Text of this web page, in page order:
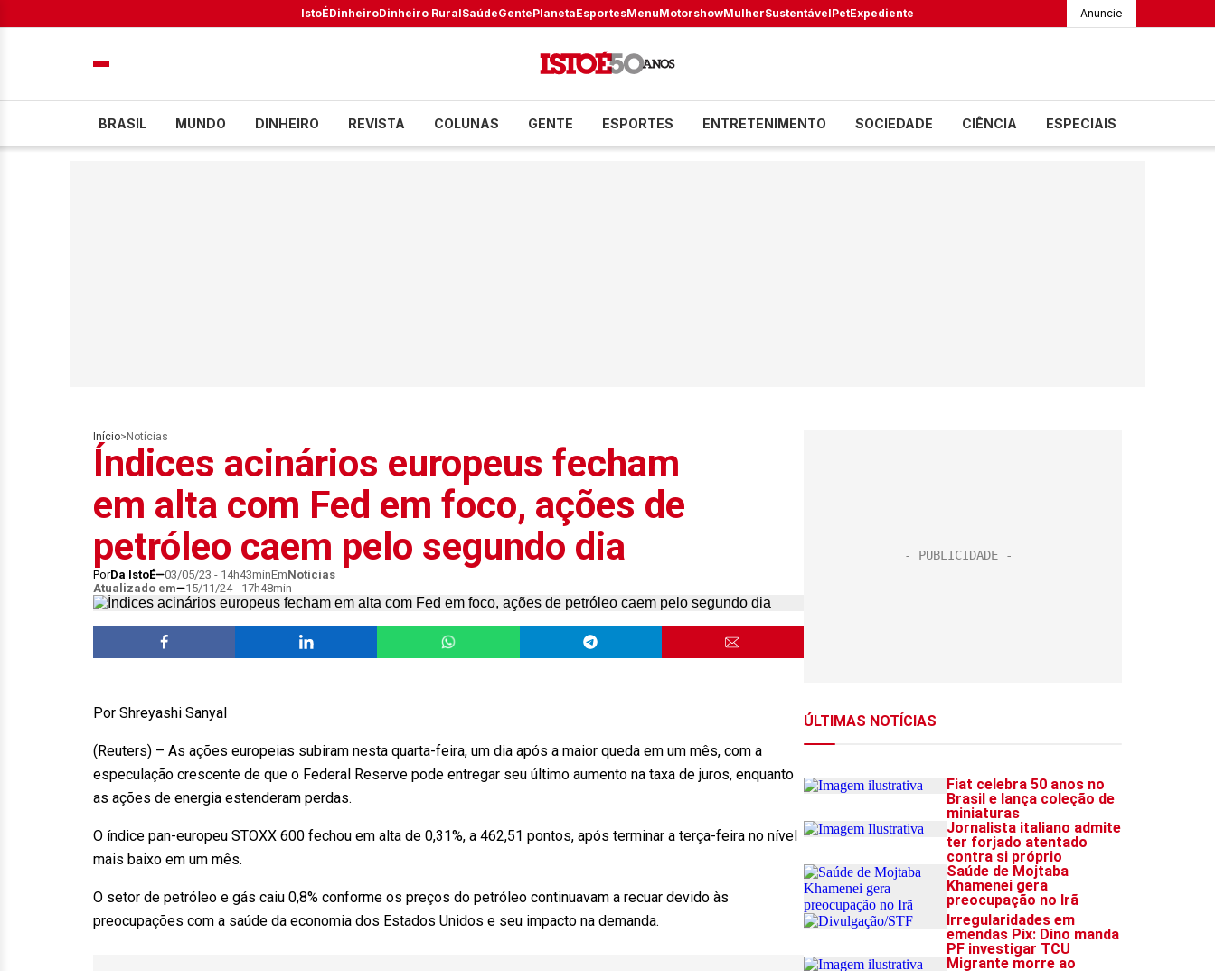
IstoÉDinheiroDinheiro RuralSaúdeGentePlanetaEsportesMenuMotorshowMulherSustentávelPetExpediente Anuncie
BRASIL MUNDO DINHEIRO REVISTA COLUNAS GENTE ESPORTES ENTRETENIMENTO SOCIEDADE CIÊNCIA ESPECIAIS
Início> Notícias
Índices acinários europeus fecham
em alta com Fed em foco, ações de
petróleo caem pelo segundo dia
PorDa IstoÉ 03/05/23 - 14h43minEmNotícias
Atualizado em
15/11/24 - 17h48min
Por Shreyashi Sanyal
(Reuters) – As ações europeias subiram nesta quarta-feira, um dia após a maior queda em um mês, com a
especulação crescente de que o Federal Reserve pode entregar seu último aumento na taxa de juros, enquanto
as ações de energia estenderam perdas.
O índice pan-europeu STOXX 600 fechou em alta de 0,31%, a 462,51 pontos, após terminar a terça-feira no nível
mais baixo em um mês.
O setor de petróleo e gás caiu 0,8% conforme os preços do petróleo continuavam a recuar devido às
preocupações com a saúde da economia dos Estados Unidos e seu impacto na demanda.